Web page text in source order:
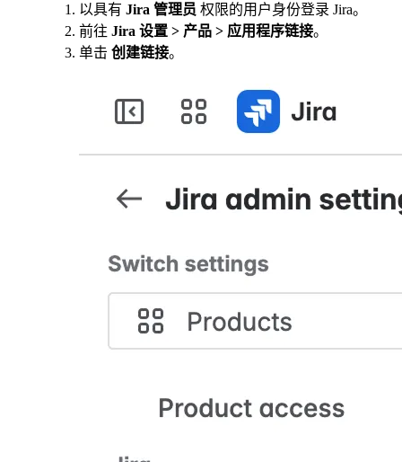
以具有 Jira 管理员 权限的用户身份登录 Jira。
前往 Jira 设置 > 产品 > 应用程序链接。
单击 创建链接。